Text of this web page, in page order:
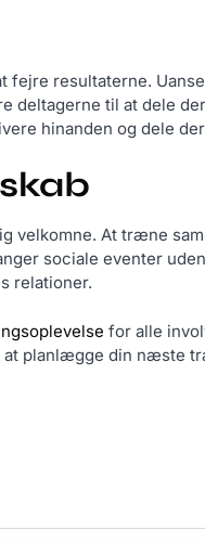
fejre resultaterne.
til at dele
hinanden og dele
velkomne. At træne
sociale eventer
relationer.
for alle
at planlægge din næste